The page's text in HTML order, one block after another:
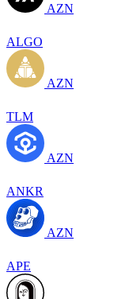
AZN
ALGO
AZN
TLM
AZN
ANKR
AZN
APE